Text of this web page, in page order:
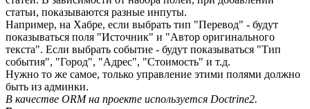
статьи, показываются разные инпуты.
Например, на Хабре, если выбрать тип "Перевод" - будут
показываться поля "Источник" и "Автор оригинального
текста". Если выбрать событие - будут показываться "Тип
события", "Город", "Адрес", "Стоимость" и т.д.
Нужно то же самое, только управление этими полями должно
быть из админки.
В качестве ORM на проекте используется Doctrine2.